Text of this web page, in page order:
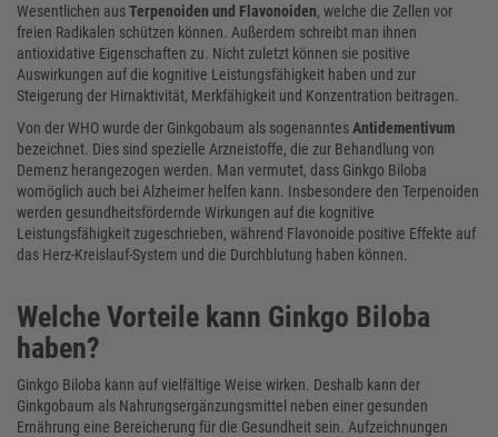
Wesentlichen ausTerpenoiden und Flavonoiden, welche die Zellen vor
freien Radikalen schützen können. Außerdem schreibt man ihnen
antioxidative Eigenschaften zu. Nicht zuletzt können sie positive
Auswirkungen auf die kognitive Leistungsfähigkeit haben und zur
Steigerung der Hirnaktivität, Merkfähigkeit und Konzentration beitragen.
Von der WHO wurde der Ginkgobaum als sogenanntesAntidementivum
bezeichnet. Dies sind spezielle Arzneistoffe, die zur Behandlung von
Demenz herangezogen werden. Man vermutet, dass Ginkgo Biloba
womöglich auch bei Alzheimer helfen kann. Insbesondere den Terpenoiden
werden gesundheitsfördernde Wirkungen auf die kognitive
Leistungsfähigkeit zugeschrieben, während Flavonoide positive Effekte auf
das Herz-Kreislauf-System und die Durchblutung haben können.
Welche Vorteile kann Ginkgo Biloba
haben?
Ginkgo Biloba kann auf vielfältige Weise wirken. Deshalb kann der
Ginkgobaum als Nahrungsergänzungsmittel neben einer gesunden
Ernährung eine Bereicherung für die Gesundheit sein. Aufzeichnungen